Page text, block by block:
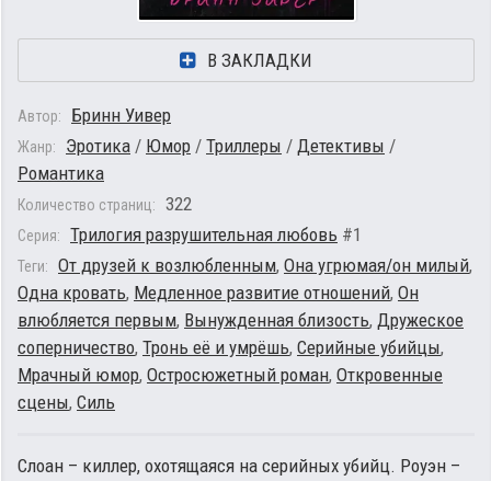
В ЗАКЛАДКИ
Автор: Бринн Уивер
Жанр: Эротика / Юмор / Триллеры / Детективы /
Романтика
Количество страниц: 322
Серия: Трилогия разрушительная любовь #1
Теги: От друзей к возлюбленным, Она угрюмая/он милый,
Одна кровать, Медленное развитие отношений, Он
влюбляется первым, Вынужденная близость, Дружеское
соперничество, Тронь её и умрёшь, Серийные убийцы,
Мрачный юмор, Остросюжетный роман, Откровенные
сцены, Силь
Слоан – киллер, охотящаяся на серийных убийц. Роуэн –